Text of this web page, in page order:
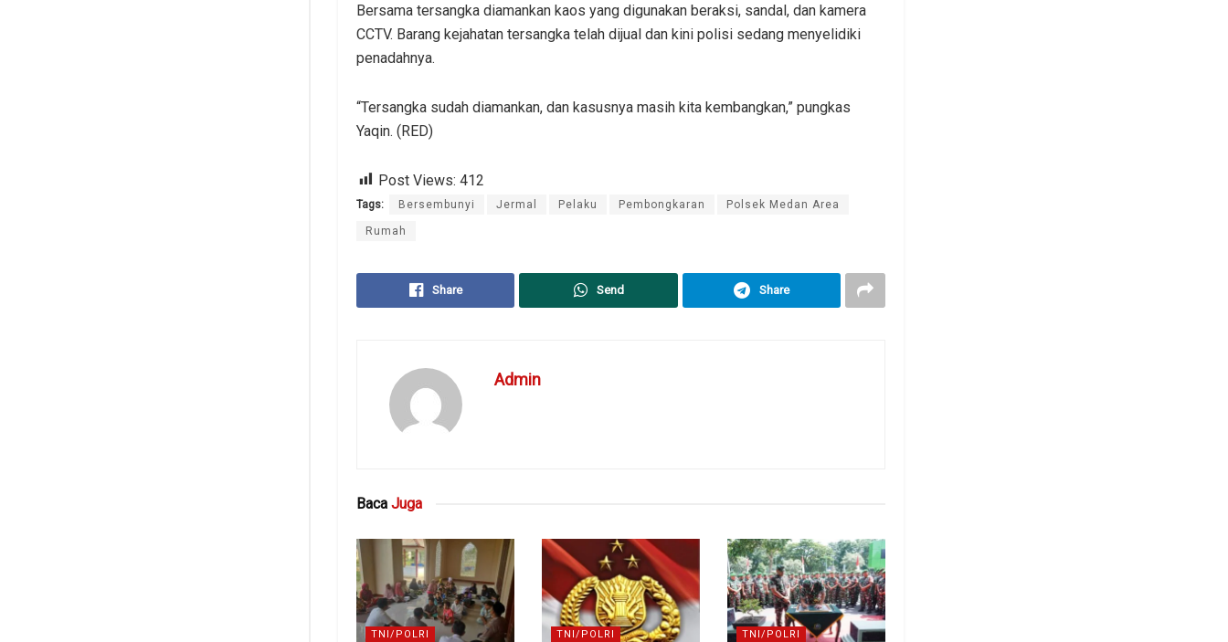
Bersama tersangka diamankan kaos yang digunakan beraksi, sandal, dan kamera
CCTV. Barang kejahatan tersangka telah dijual dan kini polisi sedang menyelidiki
penadahnya.
“Tersangka sudah diamankan, dan kasusnya masih kita kembangkan,” pungkas
Yaqin. (RED)
Post Views: 412
Tags: Bersembunyi Jermal Pelaku Pembongkaran Polsek Medan Area
Rumah
Share Send Share
Admin
Baca Juga
TNI/POLRI TNI/POLRI TNI/POLRI